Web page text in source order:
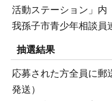
活動ステーション」内
我孫子市青少年相談員
抽選結果
応募された方全員に郵
発送）